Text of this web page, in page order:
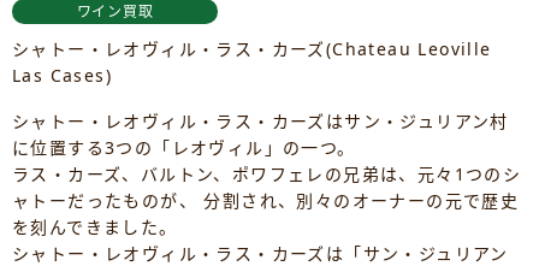
ワイン買取
シャトー・レオヴィル・ラス・カーズ(Chateau Leoville
Las Cases)
シャトー・レオヴィル・ラス・カーズはサン・ジュリアン村
に位置する3つの「レオヴィル」の一つ。
ラス・カーズ、バルトン、ポワフェレの兄弟は、元々1つのシ
ャトーだったものが、 分割され、別々のオーナーの元で歴史
を刻んできました。
シャトー・レオヴィル・ラス・カーズは「サン・ジュリアン